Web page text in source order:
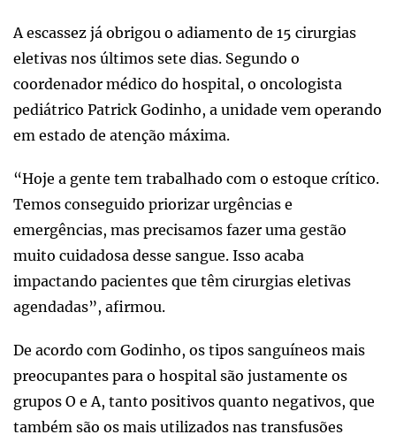
A escassez já obrigou o adiamento de 15 cirurgias
eletivas nos últimos sete dias. Segundo o
coordenador médico do hospital, o oncologista
pediátrico Patrick Godinho, a unidade vem operando
em estado de atenção máxima.
“Hoje a gente tem trabalhado com o estoque crítico.
Temos conseguido priorizar urgências e
emergências, mas precisamos fazer uma gestão
muito cuidadosa desse sangue. Isso acaba
impactando pacientes que têm cirurgias eletivas
agendadas”, afirmou.
De acordo com Godinho, os tipos sanguíneos mais
preocupantes para o hospital são justamente os
grupos O e A, tanto positivos quanto negativos, que
também são os mais utilizados nas transfusões